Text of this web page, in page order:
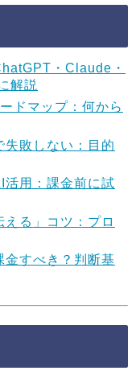
・Claude・
解説
ドマップ：何から
敗しない：目的
活用：課金前に試
る」コツ：プロ
金すべき？判断基